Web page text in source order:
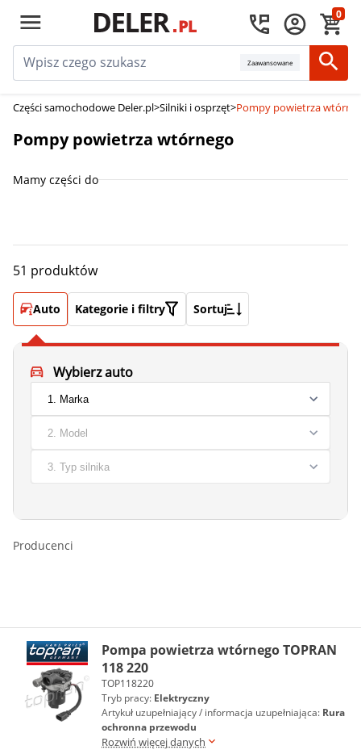
0
Zaawansowane
Części samochodowe Deler.pl>Silniki i osprzęt>Pompy powietrza
Pompy powietrza wtórnego
Mamy części do
51 produktów
Auto Kategorie i filtry Sortuj
Wybierz auto
Producenci
Pompa powietrza wtórnego TOPRAN
118 220
TOP118220
Tryb pracy: Elektryczny
Artykuł uzupełniający / informacja uzupełniająca: Rura
ochronna przewodu
Rozwiń więcej danych